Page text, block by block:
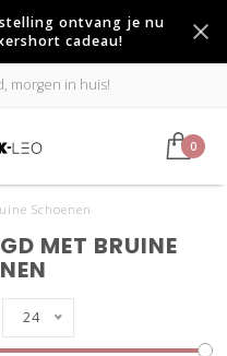
ontvang je nu
cadeau!
morgen in huis!
0
Schoenen
MET BRUINE
24